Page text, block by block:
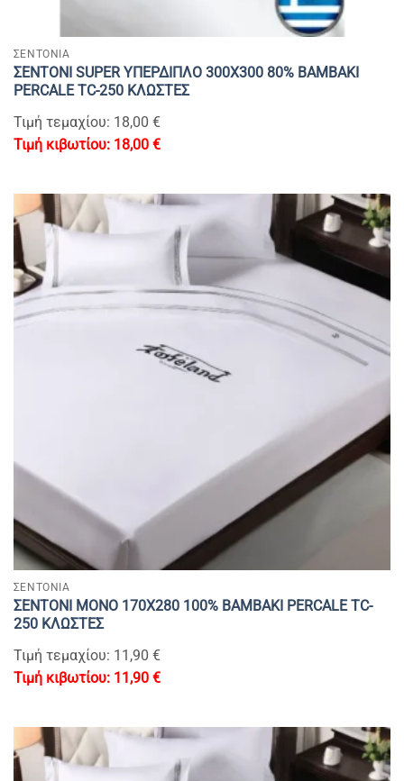
ΣΕΝΤΟΝΙΑ
ΣΕΝΤΟΝΙ SUPER ΥΠΕΡΔΙΠΛΟ 300Χ300 80% BAMBAKI
PERCALE TC-250 ΚΛΩΣΤΕΣ
Τιμή τεμαχίου: 18,00 €
18,00 €
ΣΕΝΤΟΝΙΑ
ΣΕΝΤΟΝΙ MONΟ 170Χ280 100% BAMBAKI PERCALE TC-
250 ΚΛΩΣΤΕΣ
Τιμή τεμαχίου: 11,90 €
11,90 €